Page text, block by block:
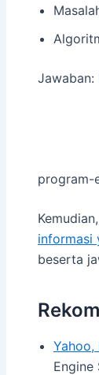
Jawaban:
program-
informasi
beserta
Yahoo,
Engine